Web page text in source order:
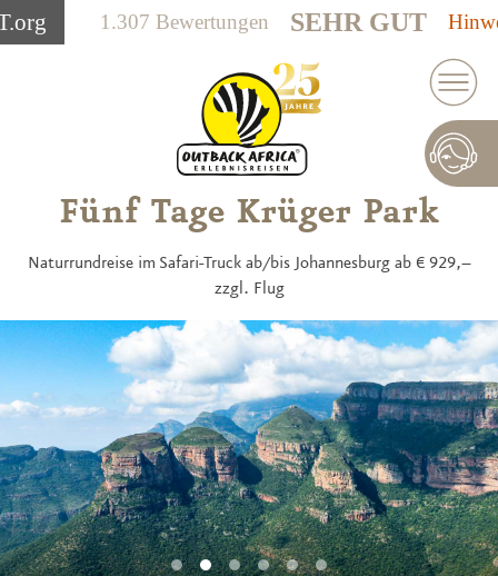
.org 1.307 Bewertungen SEHR GUT
Fünf Tage Krüger Park
Naturrundreise im Safari-Truck ab/bis Johannesburg ab € 929,–
zzgl. Flug